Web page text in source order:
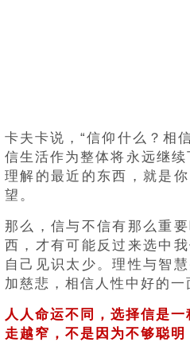
卡夫卡说，“信仰什么？相
信生活作为整体将永远继
理解的最近的东西，就是
望。
那么，信与不信有那么重
西，才有可能反过来选中
自己见识太少。理性与智
加慈悲，相信人性中好的
人人命运不同，选择信是
走越窄，不是因为不够聪